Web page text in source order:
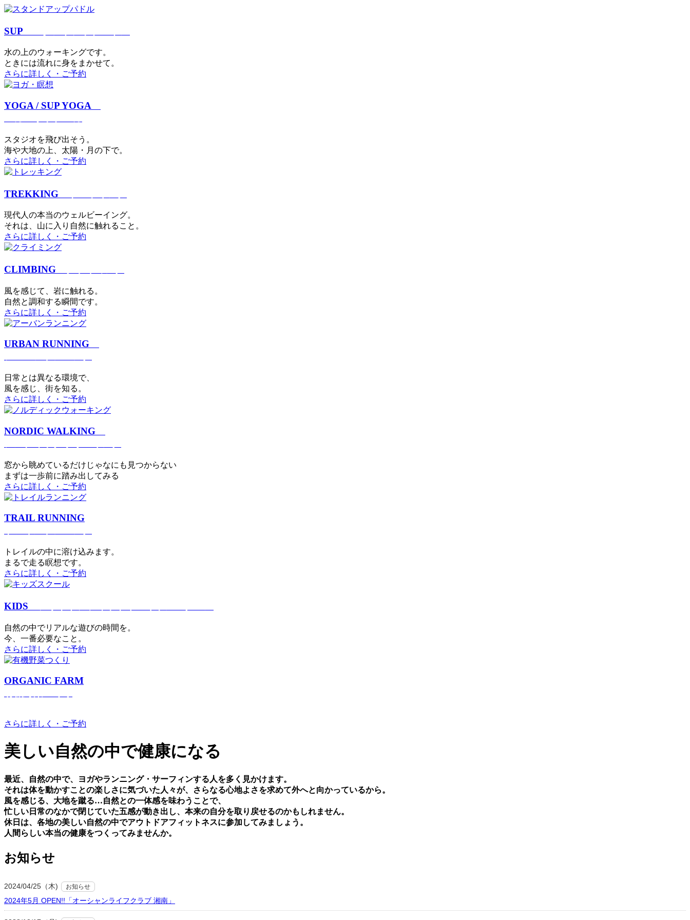
SUP
⽔の上のウォーキングです。
ときには流れに身をまかせて。
さらに詳しく・ご予約
YOGA / SUP YOGA
スタジオを⾶び出そう。
海や大地の上、太陽・⽉の下で。
さらに詳しく・ご予約
TREKKING
現代⼈の本当のウェルビーイング。
それは、⼭に⼊り⾃然に触れること。
さらに詳しく・ご予約
CLIMBING
⾵を感じて、岩に触れる。
⾃然と調和する瞬間です。
さらに詳しく・ご予約
URBAN RUNNING
日常とは異なる環境で、
風を感じ、街を知る。
さらに詳しく・ご予約
NORDIC WALKING
窓から眺めているだけじゃなにも見つからない
まずは一歩前に踏み出してみる
さらに詳しく・ご予約
TRAIL RUNNING
トレイルの中に溶け込みます。
まるで⾛る瞑想です。
さらに詳しく・ご予約
KIDS
⾃然の中でリアルな遊びの時間を。
今、⼀番必要なこと。
さらに詳しく・ご予約
ORGANIC FARM
さらに詳しく・ご予約
美しい⾃然の中で健康になる
最近、⾃然の中で、ヨガやランニング・サーフィンする⼈を多く⾒かけます。
それは体を動かすことの楽しさに気づいた⼈々が、さらなる⼼地よさを求めて外へと向かっているから。
⾵を感じる、⼤地を蹴る…⾃然との⼀体感を味わうことで、
忙しい⽇常のなかで閉じていた五感が動き出し、本来の⾃分を取り戻せるのかもしれません。
休⽇は、各地の美しい⾃然の中でアウトドアフィットネスに参加してみましょう。
⼈間らしい本当の健康をつくってみませんか。
お知らせ
2024/04/25（木) お知らせ
2024年5月 OPEN!!「オーシャンライフクラブ 湘南」